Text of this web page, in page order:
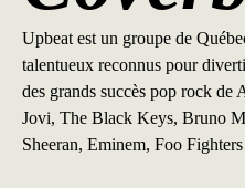
Upbeat est un groupe de
talentueux reconnus pour
des grands succès pop rock
Jovi, The Black Keys, Bruno
Sheeran, Eminem, Foo